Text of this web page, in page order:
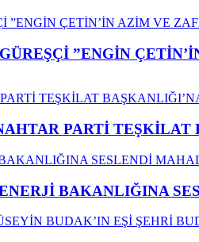
”ENGİN
PARTİ
ENERJİ BAKANLIĞINA